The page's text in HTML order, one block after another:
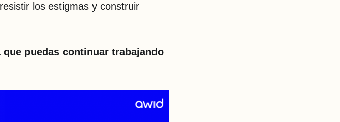
los estigmas y construir
puedas continuar trabajando